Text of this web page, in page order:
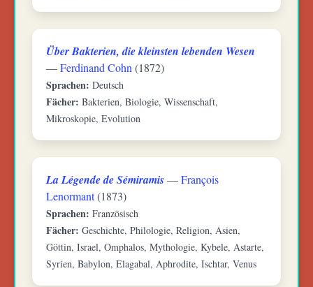
Über Bakterien, die kleinsten lebenden Wesen
—Ferdinand Cohn (1872)
Sprachen: Deutsch
Fächer: Bakterien, Biologie, Wissenschaft,
Mikroskopie, Evolution
La Légende de Sémiramis—François
Lenormant(1873)
Sprachen: Französisch
Fächer: Geschichte, Philologie, Religion, Asien,
Göttin, Israel, Omphalos, Mythologie, Kybele, Astarte,
Syrien, Babylon, Elagabal, Aphrodite, Ischtar, Venus